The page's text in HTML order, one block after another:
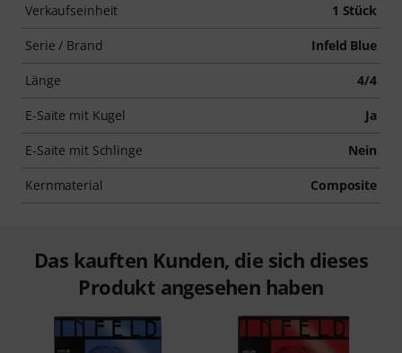
Verkaufseinheit 1 Stück
Serie / Brand Infeld Blue
Länge 4/4
E-Saite mit Kugel Ja
E-Saite mit Schlinge Nein
Kernmaterial Composite
Das kauften Kunden, die sich dieses
Produkt angesehen haben